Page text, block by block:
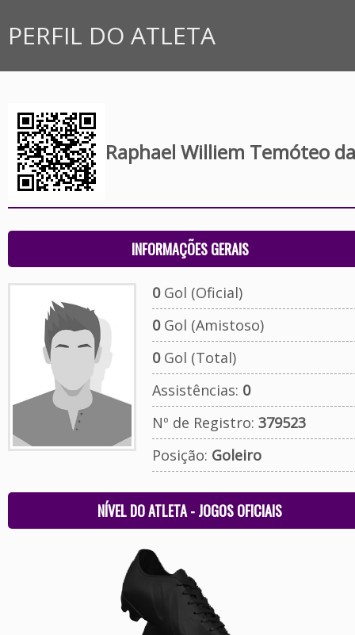
PERFIL DO ATLETA
Raphael Williem Temóteo
INFORMAÇÕES GERAIS
0Gol (Oficial)
0Gol (Amistoso)
0Gol (Total)
Assistências: 0
Nº de Registro: 379523
Posição: Goleiro
NÍVEL DO ATLETA - JOGOS OFICIAIS